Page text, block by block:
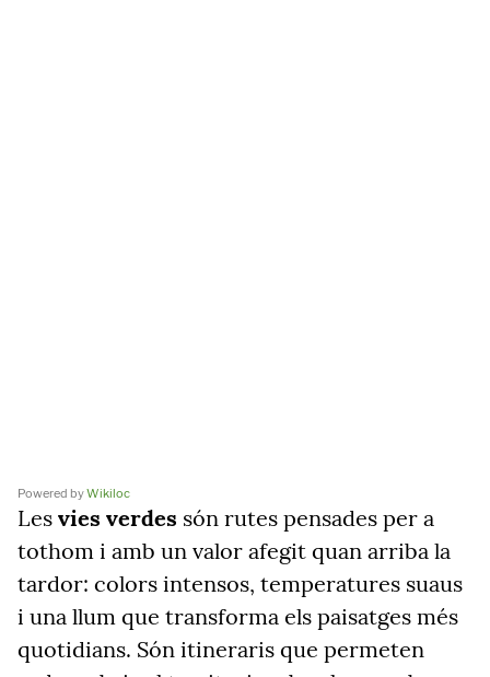
Powered byWikiloc
Les vies verdes són rutes pensades per a
tothom i amb un valor afegit quan arriba la
tardor: colors intensos, temperatures suaus
i una llum que transforma els paisatges més
quotidians. Són itineraris que permeten